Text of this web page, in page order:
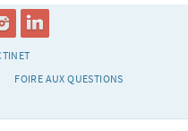
FOIRE AUX QUESTIONS